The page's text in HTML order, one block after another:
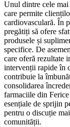
Unul dintre cele
care permite
cardiovasculară. În
pregătiți să ofere
produsele și
specifice. De
care oferă rezultate
intervenții rapide în
contribuie la
consolidarea
farmaciile din
esențiale de sprijin
pentru o discuție
comunității.